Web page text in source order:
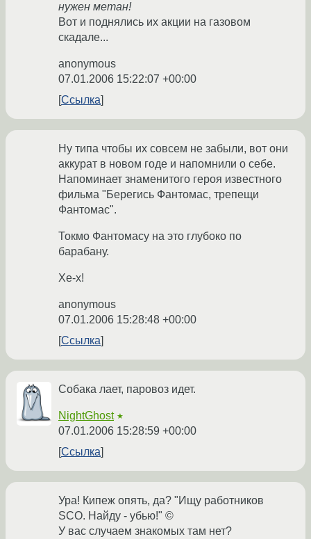
нужен метан!
Вот и поднялись их акции на газовом
скадале...
anonymous
07.01.2006 15:22:07 +00:00
Ссылка
Ну типа чтобы их совсем не забыли, вот они
аккурат в новом годе и напомнили о себе.
Напоминает знаменитого героя известного
фильма "Берегись Фантомас, трепещи
Фантомас".
Токмо Фантомасу на это глубоко по
барабану.
Хе-х!
anonymous
07.01.2006 15:28:48 +00:00
Ссылка
Собака лает, паровоз идет.
NightGhost ★
07.01.2006 15:28:59 +00:00
Ссылка
Ура! Кипеж опять, да? "Ищу работников
SCO. Найду - убью!" ©
У вас случаем знакомых там нет?